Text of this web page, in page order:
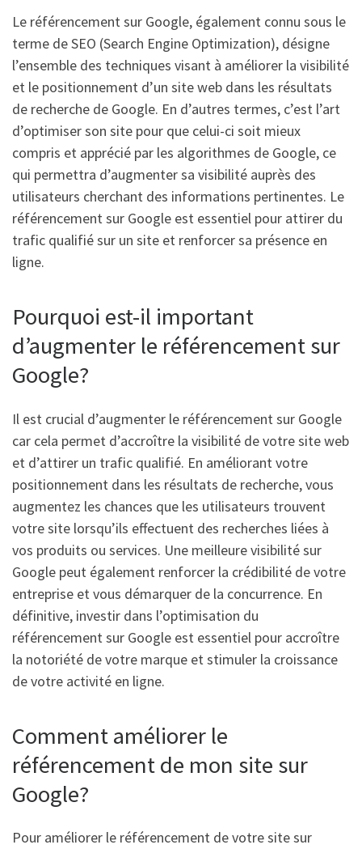
Le référencement sur Google, également connu sous le
terme de SEO (Search Engine Optimization), désigne
l’ensemble des techniques visant à améliorer la visibilité
et le positionnement d’un site web dans les résultats
de recherche de Google. En d’autres termes, c’est l’art
d’optimiser son site pour que celui-ci soit mieux
compris et apprécié par les algorithmes de Google, ce
qui permettra d’augmenter sa visibilité auprès des
utilisateurs cherchant des informations pertinentes. Le
référencement sur Google est essentiel pour attirer du
trafic qualifié sur un site et renforcer sa présence en
ligne.
Pourquoi est-il important
d’augmenter le référencement sur
Google?
Il est crucial d’augmenter le référencement sur Google
car cela permet d’accroître la visibilité de votre site web
et d’attirer un trafic qualifié. En améliorant votre
positionnement dans les résultats de recherche, vous
augmentez les chances que les utilisateurs trouvent
votre site lorsqu’ils effectuent des recherches liées à
vos produits ou services. Une meilleure visibilité sur
Google peut également renforcer la crédibilité de votre
entreprise et vous démarquer de la concurrence. En
définitive, investir dans l’optimisation du
référencement sur Google est essentiel pour accroître
la notoriété de votre marque et stimuler la croissance
de votre activité en ligne.
Comment améliorer le
référencement de mon site sur
Google?
Pour améliorer le référencement de votre site sur